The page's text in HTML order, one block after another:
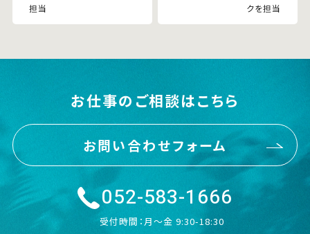
担当
クを担当
お仕事のご相談はこちら
お問い合わせフォーム
052-583-1666
受付時間：月〜金 9:30-18:30